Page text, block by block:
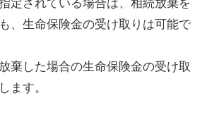
定されている場合は、相続放棄を
、生命保険金の受け取りは可能で
棄した場合の生命保険金の受け取
ます。